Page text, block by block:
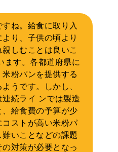
すね。給食に取り入
り、子供の頃より
しむことは良いこ
ます。各都道府県に
米粉パンを提供する
うです。しかし、
連続ライ ンでは製造
、給食費の予算が少
コストが高い米粉パ
難いことなどの課題
の対策が必要となっ